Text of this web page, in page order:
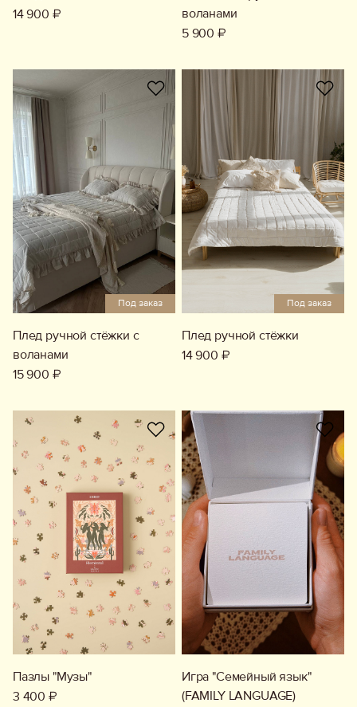
14 900 ₽
воланами
5 900 ₽
Под заказ
Плед ручной стёжки с
воланами
15 900 ₽
Под заказ
Плед ручной стёжки
14 900 ₽
Пазлы "Музы"
3 400 ₽
Игра "Семейный язык"
(FAMILY LANGUAGE)